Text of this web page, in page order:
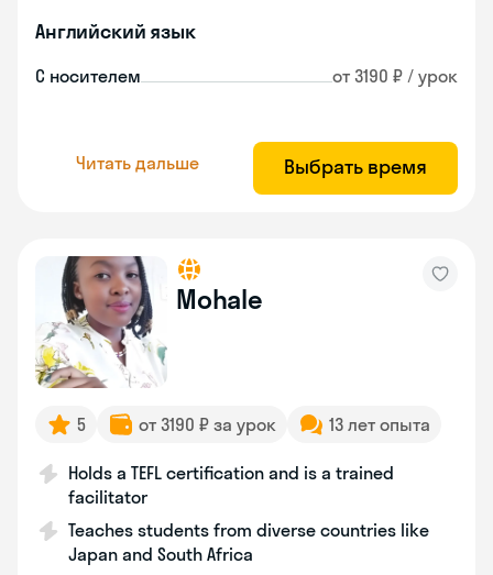
Английский язык
С носителем от 3190 ₽ / урок
Читать дальше Выбрать время
Mohale
5 от 3190 ₽ за урок 13 лет опыта
Holds a TEFL certification and is a trained
facilitator
Teaches students from diverse countries like
Japan and South Africa